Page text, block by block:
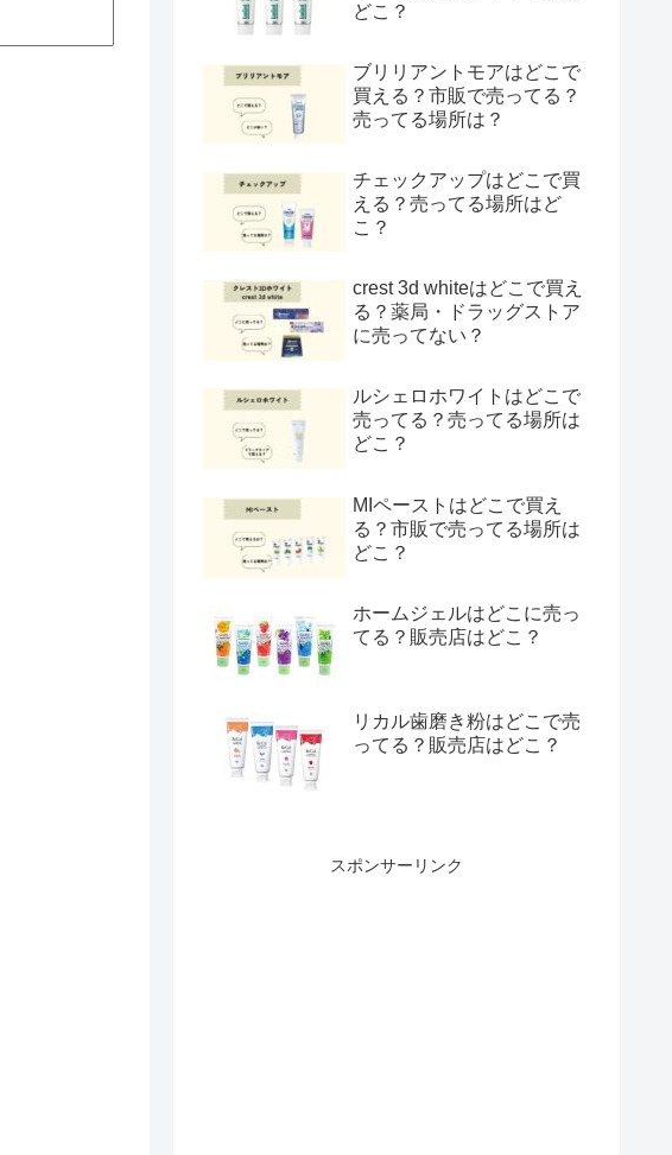
どこ？
ブリリアントモアはどこで
買える？市販で売ってる？
売ってる場所は？
チェックアップはどこで買
える？売ってる場所はど
こ？
crest 3d whiteはどこで買え
る？薬局・ドラッグストア
に売ってない？
ルシェロホワイトはどこで
売ってる？売ってる場所は
どこ？
MIペーストはどこで買え
る？市販で売ってる場所は
どこ？
ホームジェルはどこに売っ
てる？販売店はどこ？
リカル歯磨き粉はどこで売
ってる？販売店はどこ？
スポンサーリンク